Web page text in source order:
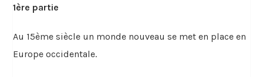
1ère partie
Au 15ème siècle un monde nouveau se met en place en
Europe occidentale.